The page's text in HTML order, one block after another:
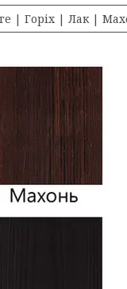
| Горіх | Лак |